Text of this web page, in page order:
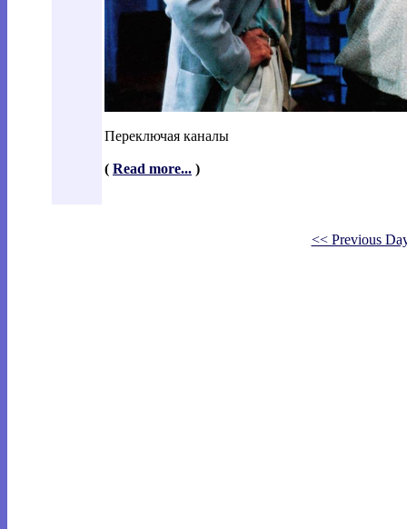
Переключая каналы
( Read more... )
<< Previous